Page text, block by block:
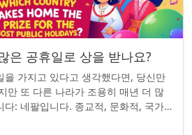
은 공휴일로 상을 받나요?
을 가지고 있다고 생각했다면, 당신만
만 또 다른 나라가 조용히 매년 더 많
다: 네팔입니다. 종교적, 문화적, 국가
현...